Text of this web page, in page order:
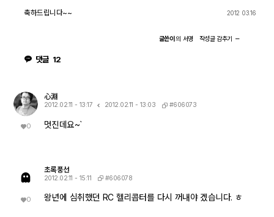
축하드립니다~~ 2012 03.16
글쓴이 의 서명 작성글감추기
댓글 12
0
心淵
2012.02.11 - 13:17 2012.02.11 - 13:03 #606073
멋진데요~`
0
초록풍선
2012.02.11 - 15:11 #606078
왕년에 심취했던 RC 헬리콥터를 다시 꺼내야 겠습니다. ㅎ